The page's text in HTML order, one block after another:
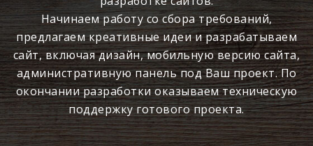
Начинаем работу со сбора требований,
предлагаем креативные идеи и разрабатываем
сайт, включая дизайн, мобильную версию сайта,
административную панель под Ваш проект. По
окончании разработки оказываем техническую
поддержку готового проекта.